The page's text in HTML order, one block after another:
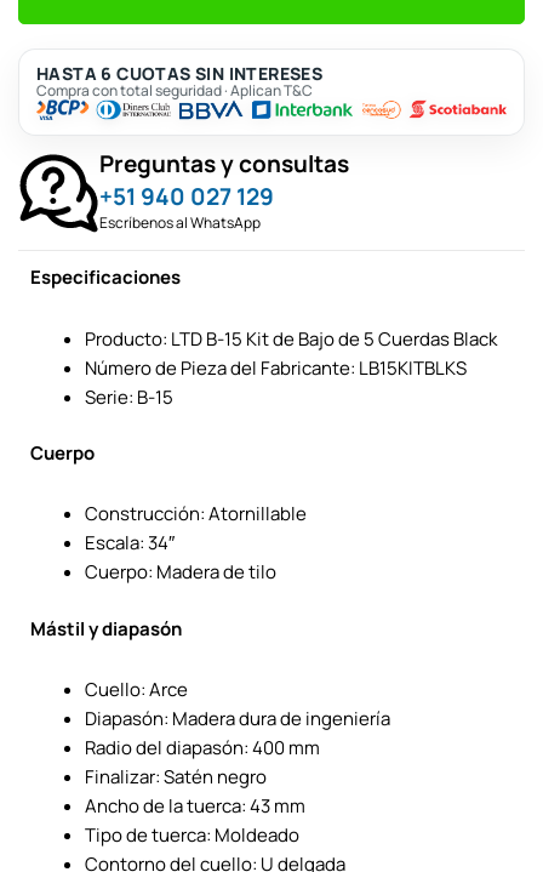
HASTA 6 CUOTAS SIN INTERESES
Compra con total seguridad · Aplican T&C
Preguntas y consultas
+51 940 027 129
Escríbenos al WhatsApp
Especificaciones
Producto: LTD B-15 Kit de Bajo de 5 Cuerdas Black
Número de Pieza del Fabricante: LB15KITBLKS
Serie: B-15
Cuerpo
Construcción: Atornillable
Escala: 34″
Cuerpo: Madera de tilo
Mástil y diapasón
Cuello: Arce
Diapasón: Madera dura de ingeniería
Radio del diapasón: 400 mm
Finalizar: Satén negro
Ancho de la tuerca: 43 mm
Tipo de tuerca: Moldeado
Contorno del cuello: U delgada